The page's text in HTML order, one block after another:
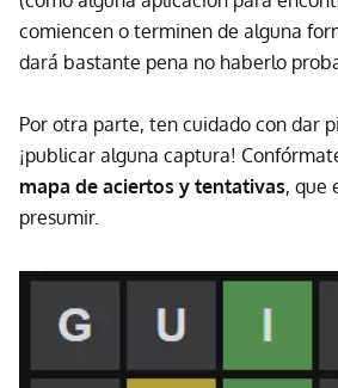
comiencen o terminen de alguna
dará bastante pena no haberlo
Por otra parte, ten cuidado con dar
¡publicar alguna captura!
mapa de aciertos y tentativas, que
presumir.